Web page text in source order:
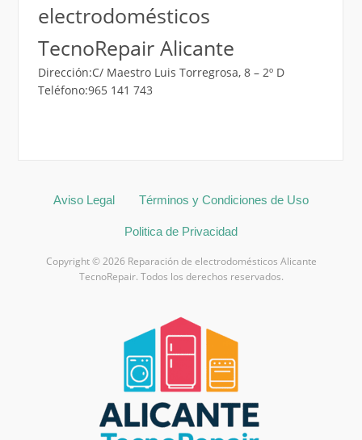
electrodomésticos
TecnoRepair Alicante
Dirección:C/ Maestro Luis Torregrosa, 8 – 2º D
Teléfono:965 141 743
Aviso Legal Términos y Condiciones de Uso
Politica de Privacidad
Copyright © 2026 Reparación de electrodomésticos Alicante
TecnoRepair. Todos los derechos reservados.